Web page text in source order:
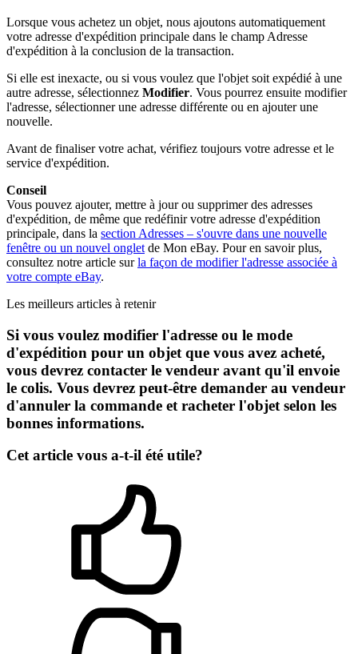
Lorsque vous achetez un objet, nous ajoutons automatiquement
votre adresse d'expédition principale dans le champ Adresse
d'expédition à la conclusion de la transaction.
Si elle est inexacte, ou si vous voulez que l'objet soit expédié à une
autre adresse, sélectionnez Modifier. Vous pourrez ensuite modifier
l'adresse, sélectionner une adresse différente ou en ajouter une
nouvelle.
Avant de finaliser votre achat, vérifiez toujours votre adresse et le
service d'expédition.
Conseil
Vous pouvez ajouter, mettre à jour ou supprimer des adresses
d'expédition, de même que redéfinir votre adresse d'expédition
principale, dans la section Adresses – s'ouvre dans une nouvelle
fenêtre ou un nouvel onglet de Mon eBay. Pour en savoir plus,
consultez notre article surla façon de modifier l'adresse associée à
votre compte eBay.
Les meilleurs articles à retenir
Si vous voulez modifier l'adresse ou le mode
d'expédition pour un objet que vous avez acheté,
vous devrez contacter le vendeur avant qu'il envoie
le colis. Vous devrez peut-être demander au vendeur
d'annuler la commande et racheter l'objet selon les
bonnes informations.
Cet article vous a-t-il été utile?